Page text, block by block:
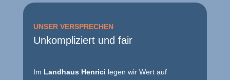
UNSER VERSPRECHEN
Unkompliziert und fair
Im Landhaus Henrici legen wir Wert auf